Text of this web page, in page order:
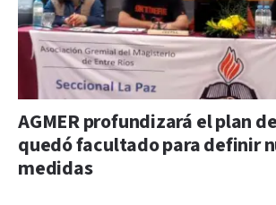
AGMER profundizará el plan
quedó facultado para definir
medidas